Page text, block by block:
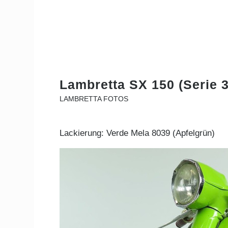
Lambretta SX 150 (Serie
LAMBRETTA FOTOS
Lackierung: Verde Mela 8039 (Apfelgrün)